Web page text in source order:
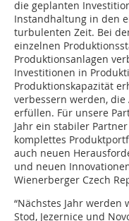
die geplanten
Instandhaltung in den
turbulenten Zeit. Bei
einzelnen
Produktionsanlagen
Investitionen in
Produktionskapazität
verbessern werden,
erfüllen. Für unsere
Jahr ein stabiler
komplettes
auch neuen
und neuen
Wienerberger Czech
“Nächstes Jahr
Stod, Jezernice und